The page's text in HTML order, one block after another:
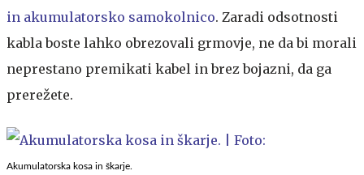
in akumulatorsko samokolnico. Zaradi odsotnosti
kabla boste lahko obrezovali grmovje, ne da bi morali
neprestano premikati kabel in brez bojazni, da ga
prerežete.
Akumulatorska kosa in škarje.